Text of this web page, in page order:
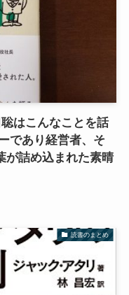
はこんなことを話
であり経営者、そ
が詰め込まれた素晴
読書のまとめ